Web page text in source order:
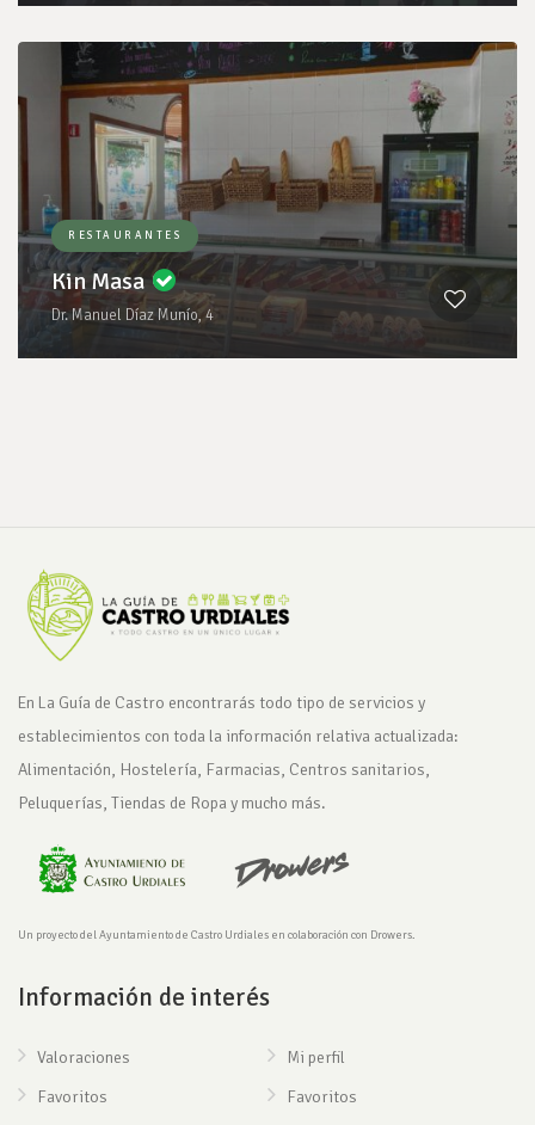
RESTAURANTES
Kin Masa
Dr. Manuel Díaz Munío, 4
En La Guía de Castro encontrarás todo tipo de servicios y
establecimientos con toda la información relativa actualizada:
Alimentación, Hostelería, Farmacias, Centros sanitarios,
Peluquerías, Tiendas de Ropa y mucho más.
Un proyecto del Ayuntamiento de Castro Urdiales en colaboración con Drowers.
Información de interés
Valoraciones
Favoritos
Mi perfil
Favoritos